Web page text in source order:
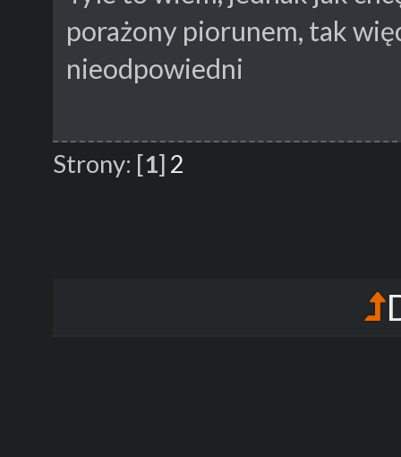
porażony piorunem, tak
nieodpowiedni
Strony: [1] 2